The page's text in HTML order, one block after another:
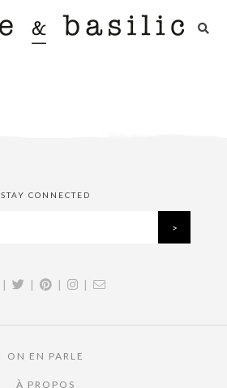
STAY CONNECTED
| | | |
ON EN PARLE
À PROPOS